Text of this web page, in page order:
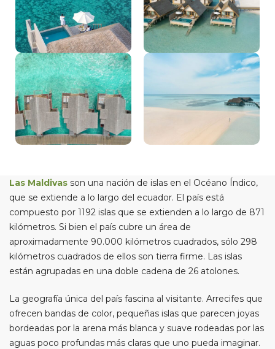
Las Maldivas son una nación de islas en el Océano Índico,
que se extiende a lo largo del ecuador. El país está
compuesto por 1192 islas que se extienden a lo largo de 871
kilómetros. Si bien el país cubre un área de
aproximadamente 90.000 kilómetros cuadrados, sólo 298
kilómetros cuadrados de ellos son tierra firme. Las islas
están agrupadas en una doble cadena de 26 atolones.
La geografía única del país fascina al visitante. Arrecifes que
ofrecen bandas de color, pequeñas islas que parecen joyas
bordeadas por la arena más blanca y suave rodeadas por las
aguas poco profundas más claras que uno pueda imaginar.